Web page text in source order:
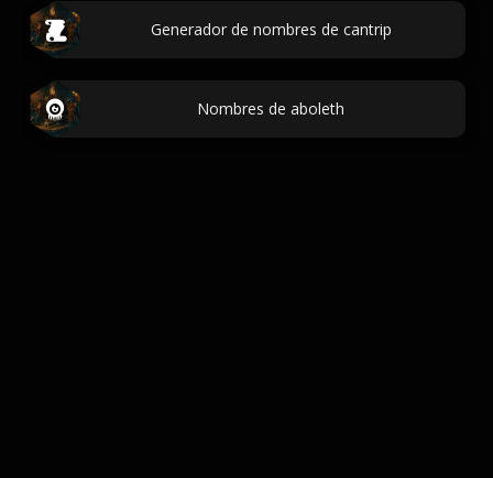
Generador de nombres de cantrip
Nombres de aboleth